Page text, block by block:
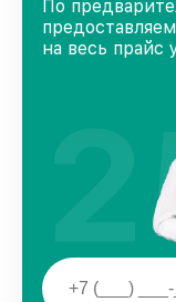
По
на весь прайс